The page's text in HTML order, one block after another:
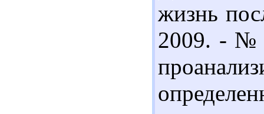
жизнь
2009. - №